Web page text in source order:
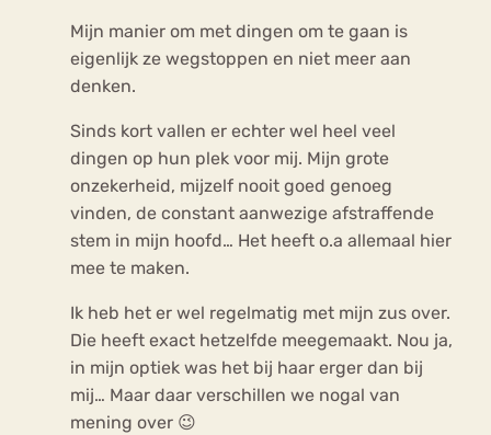
Mijn manier om met dingen om te gaan is
eigenlijk ze wegstoppen en niet meer aan
denken.
Sinds kort vallen er echter wel heel veel
dingen op hun plek voor mij. Mijn grote
onzekerheid, mijzelf nooit goed genoeg
vinden, de constant aanwezige afstraffende
stem in mijn hoofd… Het heeft o.a allemaal hier
mee te maken.
Ik heb het er wel regelmatig met mijn zus over.
Die heeft exact hetzelfde meegemaakt. Nou ja,
in mijn optiek was het bij haar erger dan bij
mij… Maar daar verschillen we nogal van
mening over 😉